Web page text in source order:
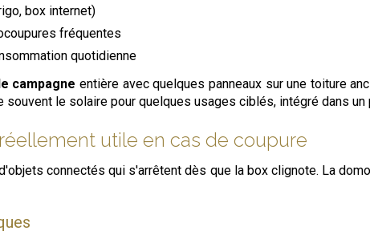
box internet)
fréquentes
quotidienne
campagne entière avec quelques panneaux sur une toiture
le solaire pour quelques usages ciblés, intégré dans
utile en cas de coupure
connectés qui s'arrêtent dès que la box clignote. La